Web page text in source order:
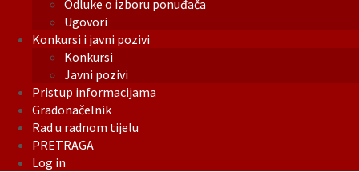
Odluke o izboru ponuđača
Ugovori
Konkursi i javni pozivi
Konkursi
Javni pozivi
Pristup informacijama
Gradonačelnik
Rad u radnom tijelu
PRETRAGA
Log in